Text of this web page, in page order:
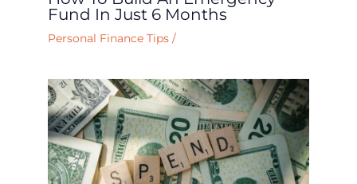
Fund In Just 6 Months
Personal Finance Tips /